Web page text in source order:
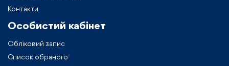
Контакти
Особистий кабiнет
Обліковий запис
Список обраного